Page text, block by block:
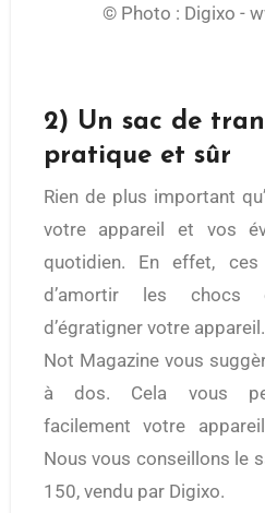
© Photo : Digixo -
2) Un sac de
pratique et sûr
Rien de plus important qu’un sac pour protéger
votre appareil et vos
quotidien. En effet, ces
d’amortir les chocs
d’égratigner votre appareil.
Not Magazine vous
à dos. Cela vous
facilement votre
Nous vous conseillons le
150, vendu par Digixo.